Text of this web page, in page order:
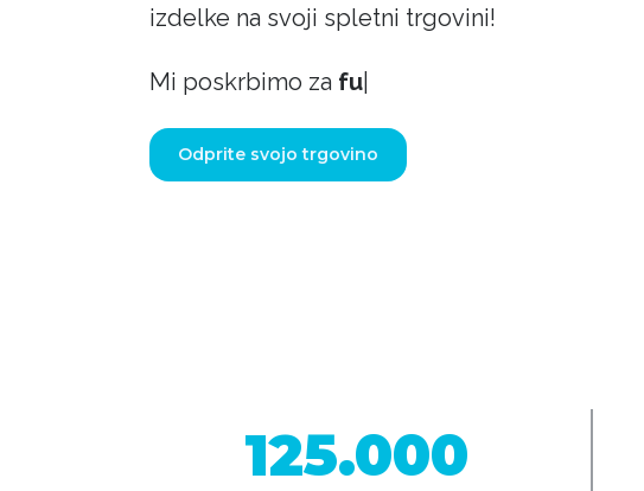
izdelke na svoji spletni trgovini!
Mi poskrbimo za support!
Odprite svojo trgovino
125.000